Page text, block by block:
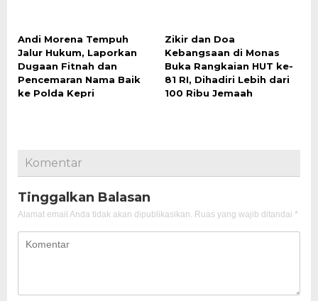
Andi Morena Tempuh
Jalur Hukum, Laporkan
Dugaan Fitnah dan
Pencemaran Nama Baik
ke Polda Kepri
Zikir dan Doa
Kebangsaan di Monas
Buka Rangkaian HUT ke-
81 RI, Dihadiri Lebih dari
100 Ribu Jemaah
Komentar
Tinggalkan Balasan
Alamat email Anda tidak akan dipublikasikan. Ruas yang wajib ditandai *